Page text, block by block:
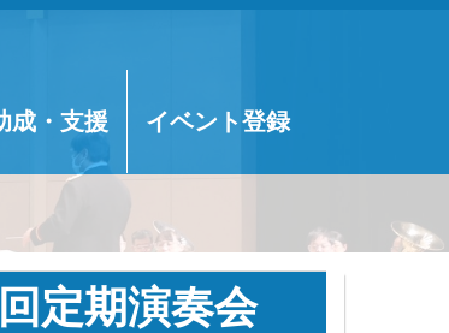
成・支援 イベント登録
定期演奏会